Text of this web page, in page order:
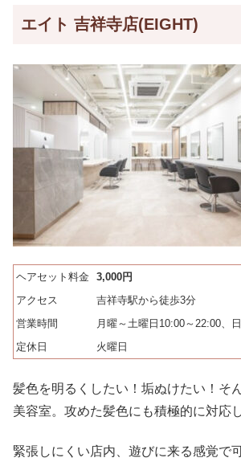
エイト 吉祥寺店(EIGHT)
ヘアセット料金 3,000円
アクセス
吉祥寺駅から徒歩3分
営業時間
月曜～土曜日10:00～22:00、
定休日
火曜日
髪色を明るくしたい！垢ぬけたい！そ
美容室。攻めた髪色にも積極的に対応
緊張しにくい店内、遊びに来る感覚で